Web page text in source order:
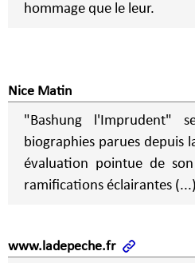
hommage que le leur.
Nice Matin
"Bashung l'Imprudent"
biographies parues depuis
évaluation pointue de
ramifications éclairantes (...)
www.ladepeche.fr